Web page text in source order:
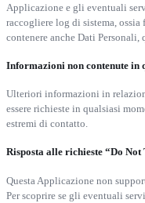
Applicazione e gli eventuali
raccogliere log di sistema,
contenere anche Dati Personali,
Informazioni non contenute in
Ulteriori informazioni in
essere richieste in qualsiasi
estremi di contatto.
Risposta alle richieste “Do Not
Questa Applicazione non
Per scoprire se gli eventuali